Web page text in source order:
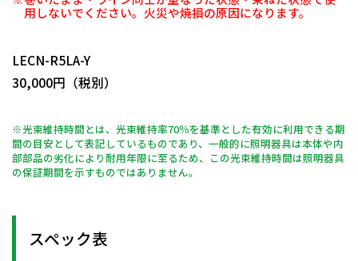
用しないでください。火災や焼損の原因になります。
LECN-R5LA-Y
30,000円（税別）
※光束維持時間とは、光束維持率70％を基準とした有効に利用できる期
間の目安として表記しているものであり、一般的に照明器具は本体や内
部部品の劣化により耐用年限に至るため、この光束維持時間は照明器具
の保証期間を示すものではありません。
スペック表